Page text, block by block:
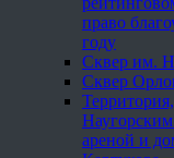
право
году
Сквер им.
Сквер
ареной и